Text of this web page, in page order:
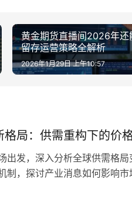
黄金期货直播间2026年还
留存运营策略全解析
2026年1月29日 上午10:57
格局：供需重构下的价
出发，深入分析全球供需格
制，探讨产业消息如何影响